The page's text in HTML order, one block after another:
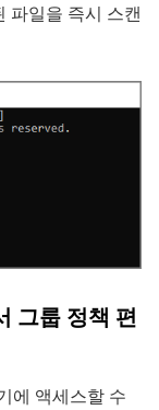
파일을 즉시 스캔
그룹 정책 편
에 액세스할 수